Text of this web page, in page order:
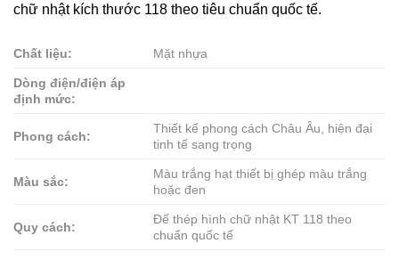
chữ nhật kích thước 118 theo tiêu chuẩn quốc tế.
Chất liệu: Mặt nhựa
Dòng điện/điện áp
định mức:
Phong cách:
Thiết kế phong cách Châu Âu, hiện đại
tinh tế sang trọng
Màu sắc:
Màu trắng hạt thiết bị ghép màu trắng
hoặc đen
Quy cách:
Đế thép hình chữ nhật KT 118 theo
chuẩn quốc tế